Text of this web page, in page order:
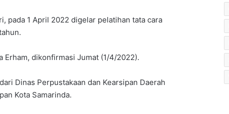
pada 1 April 2022 digelar pelatihan tata cara
Erham, dikonfirmasi Jumat (1/4/2022).
Dinas Perpustakaan dan Kearsipan Daerah
Kota Samarinda.